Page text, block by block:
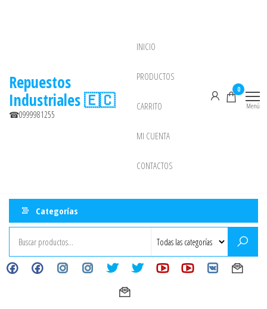
Repuestos
Industriales 🇪🇨
☎0999981255
INICIO
PRODUCTOS
CARRITO
MI CUENTA
CONTACTOS
0
Menú
Categorías